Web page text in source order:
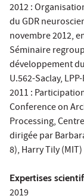
2012 :
du GDR
novembre 2012,
Séminaire
développement
U.562-Saclay,
2011 :
Conference on
Processing,
dirigée par
8), Harry Tily
Expertises